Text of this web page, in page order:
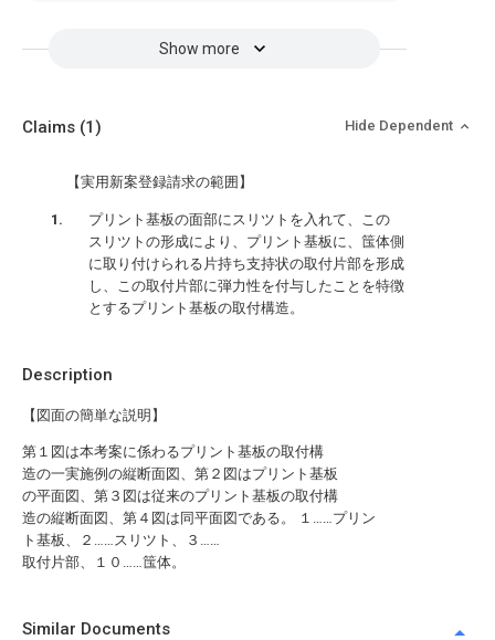
Show more
Description
【図面の簡単な説明】
第１図は本考案に係わるプリント基板の取付構
造の一実施例の縦断面図、第２図はプリント基板
の平面図、第３図は従来のプリント基板の取付構
造の縦断面図、第４図は同平面図である。 １……プリン
ト基板、２……スリツト、３……
取付片部、１０……筺体。
Claims (1) Hide Dependent
【実用新案登録請求の範囲】
プリント基板の面部にスリツトを入れて、この
スリツトの形成により、プリント基板に、筺体側
に取り付けられる片持ち支持状の取付片部を形成
し、この取付片部に弾力性を付与したことを特徴
とするプリント基板の取付構造。
Similar Documents